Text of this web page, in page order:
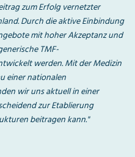
zum Erfolg vernetzter
Durch die aktive Einbindung
mit hoher Akzeptanz und
TMF-
werden. Mit der Medizin
einer nationalen
wir uns aktuell in einer
zur Etablierung
beitragen kann."